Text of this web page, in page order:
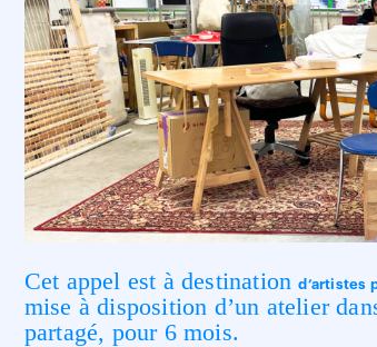
Cet appel est à destinationd’artistes
mise à disposition d’un atelier
partagé, pour 6 mois.